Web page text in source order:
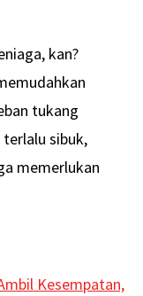
kan?
tukang
sibuk,
memerlukan
Kesempatan,